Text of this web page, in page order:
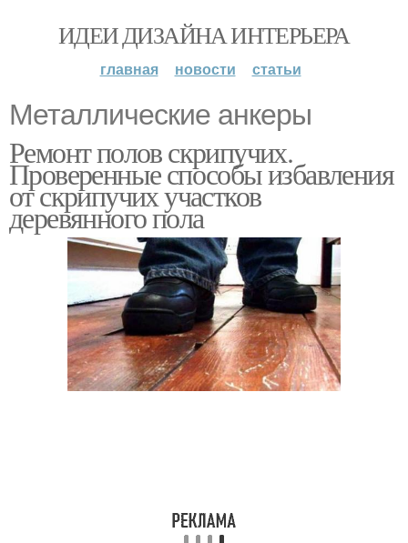
ИДЕИ ДИЗАЙНА ИНТЕРЬЕРА
главная новости статьи
Металлические анкеры
Ремонт полов скрипучих.
Проверенные способы избавления
от скрипучих участков
деревянного пола